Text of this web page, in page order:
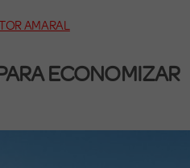
AMARAL
ECONOMIZAR